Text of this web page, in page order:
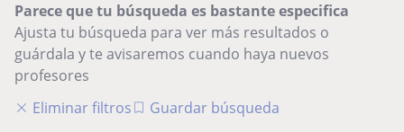
Parece que tu búsqueda es bastante especifica
Ajusta tu búsqueda para ver más resultados o
guárdala y te avisaremos cuando haya nuevos
profesores
Eliminar filtros
Guardar búsqueda